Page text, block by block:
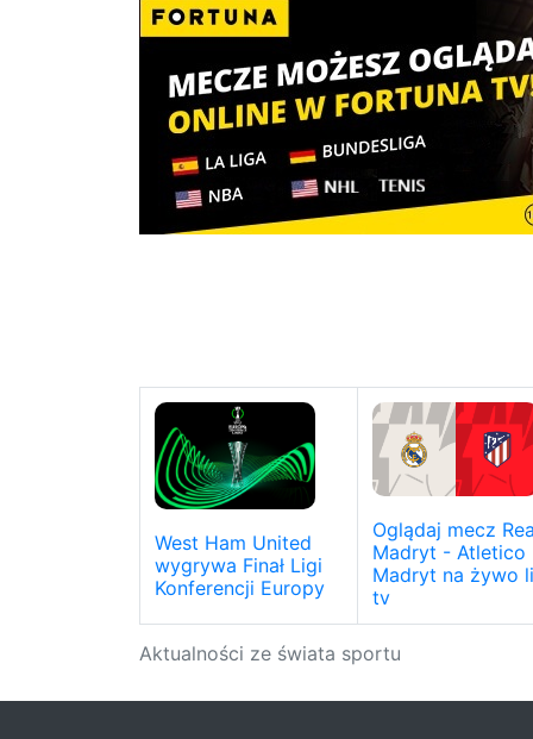
Aktualności ze świata sportu
West Ham United
wygrywa Finał Ligi
Konferencji Europy
Oglądaj mecz
Madryt - Atletico
Madryt na żywo
tv